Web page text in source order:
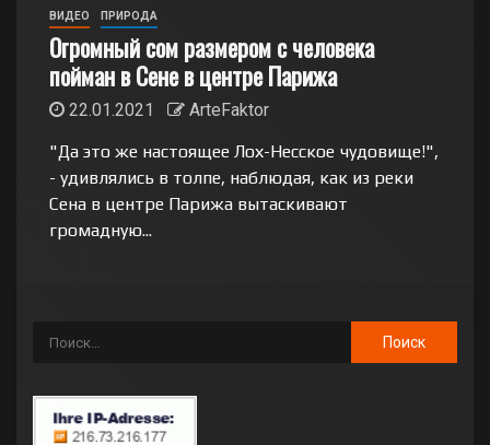
ВИДЕО ПРИРОДА
Огромный сом размером с человека
пойман в Сене в центре Парижа
22.01.2021
ArteFaktor
"Да это же настоящее Лох-Несское чудовище!",
- удивлялись в толпе, наблюдая, как из реки
Сена в центре Парижа вытаскивают
громадную...